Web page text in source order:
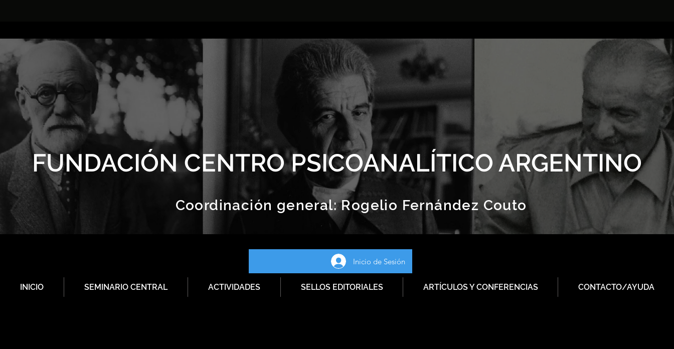
FUNDACIÓN CENTRO PSICOANALÍTICO ARGENTINO
Coordinación general:Rogelio Fernández Couto
Inicio de Sesión
INICIO SEMINARIO CENTRAL ACTIVIDADES SELLOS EDITORIALES ARTÍCULOS Y CONFERENCIAS CONTACTO/AYUDA